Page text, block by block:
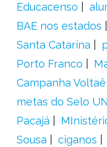
Educacenso
BAE nos estados
Santa Catarina
Porto Franco
Campanha Voltaê
metas do Selo
Pacajá
Sousa
ciganos